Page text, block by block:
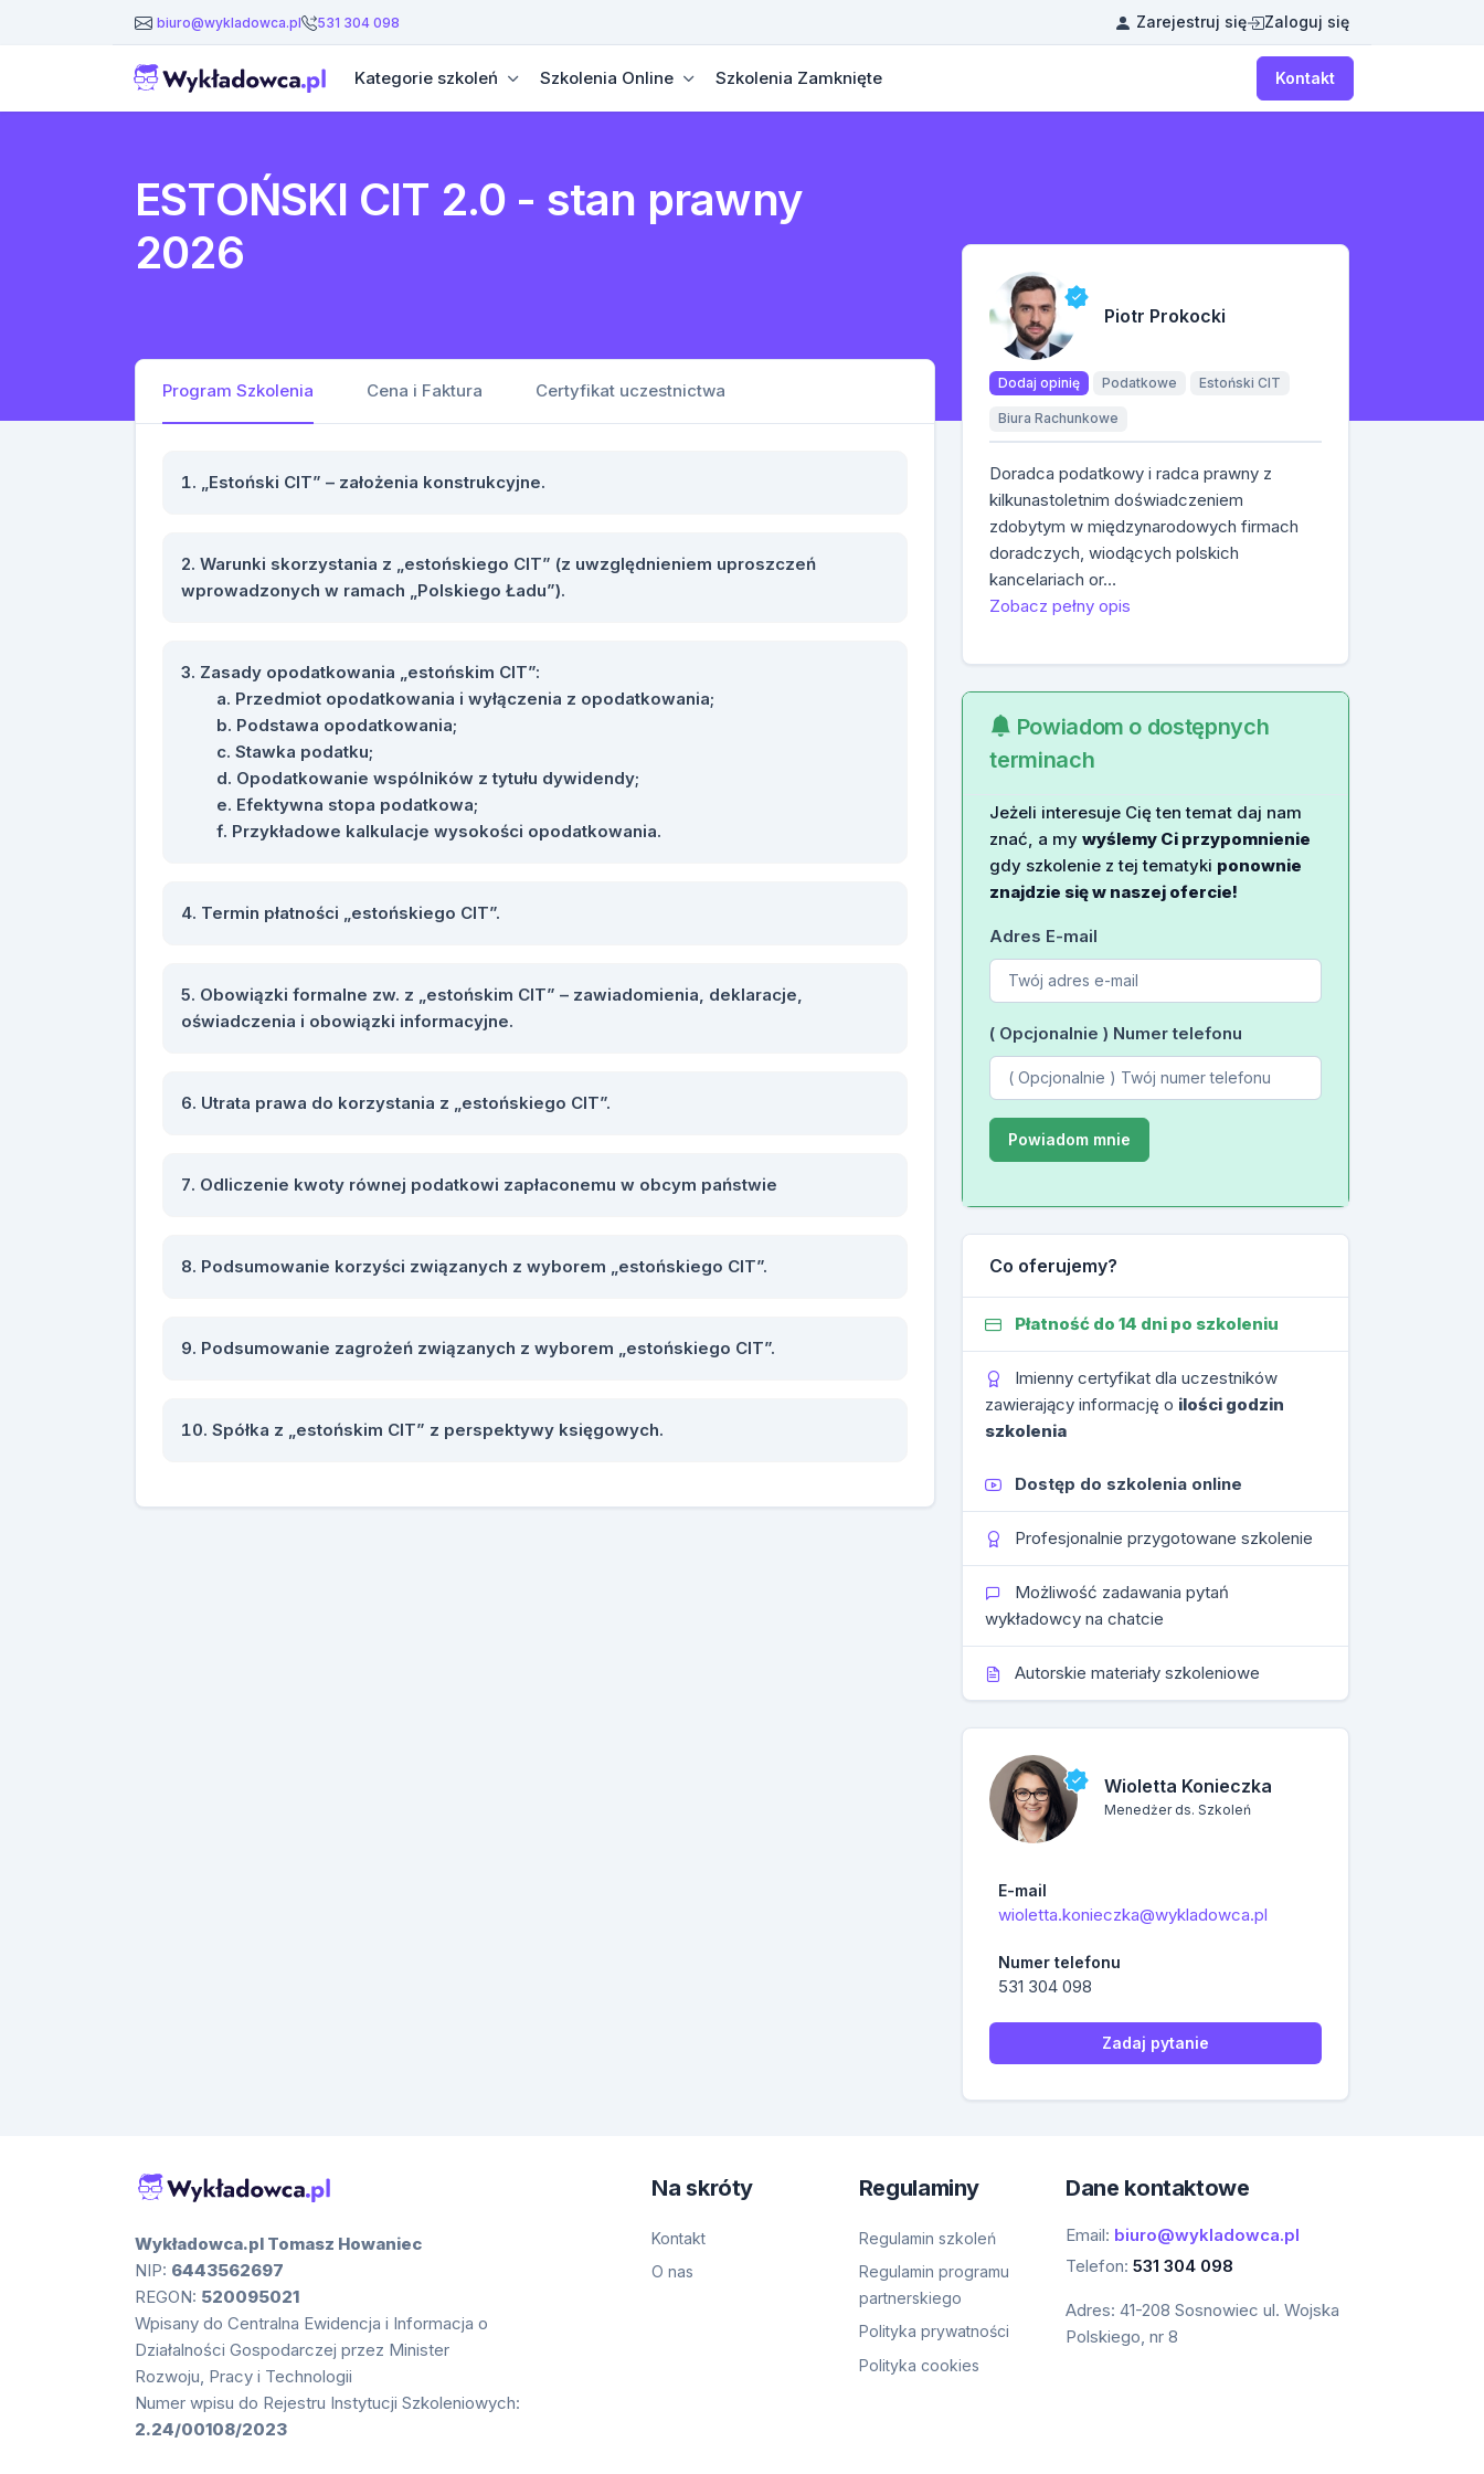
biuro@wykladowca.pl 531 304 098 Zarejestruj się Zaloguj się
Kontakt
Kategorie szkoleń Szkolenia Online Szkolenia Zamknięte
ESTOŃSKI CIT 2.0 - stan prawny
2026
Program Szkolenia Cena i Faktura Certyfikat uczestnictwa
„Estoński CIT” – założenia konstrukcyjne.
Warunki skorzystania z „estońskiego CIT” (z uwzględnieniem uproszczeń
wprowadzonych w ramach „Polskiego Ładu”).
Zasady opodatkowania „estońskim CIT”:
Przedmiot opodatkowania i wyłączenia z opodatkowania;
Podstawa opodatkowania;
Stawka podatku;
Opodatkowanie wspólników z tytułu dywidendy;
Efektywna stopa podatkowa;
Przykładowe kalkulacje wysokości opodatkowania.
Termin płatności „estońskiego CIT”.
Obowiązki formalne zw. z „estońskim CIT” – zawiadomienia, deklaracje,
oświadczenia i obowiązki informacyjne.
Utrata prawa do korzystania z „estońskiego CIT”.
Odliczenie kwoty równej podatkowi zapłaconemu w obcym państwie
Podsumowanie korzyści związanych z wyborem „estońskiego CIT”.
Podsumowanie zagrożeń związanych z wyborem „estońskiego CIT”.
Spółka z „estońskim CIT” z perspektywy księgowych.
Piotr Prokocki
Dodaj opinię Podatkowe Estoński CIT
Biura Rachunkowe
Doradca podatkowy i radca prawny z
kilkunastoletnim doświadczeniem
zdobytym w międzynarodowych firmach
doradczych, wiodących polskich
kancelariach or…
Zobacz pełny opis
Powiadom o dostępnych
terminach
Jeżeli interesuje Cię ten temat daj nam
znać, a mywyślemy Ci przypomnienie
gdy szkolenie z tej tematyki ponownie
znajdzie się w naszej ofercie!
Adres E-mail
( Opcjonalnie ) Numer telefonu
Co oferujemy?
Płatność do 14 dni po szkoleniu
Imienny certyfikat dla uczestników
zawierający informację o ilości godzin
szkolenia
Dostęp do szkolenia online
Profesjonalnie przygotowane szkolenie
Możliwość zadawania pytań
wykładowcy na chatcie
Autorskie materiały szkoleniowe
Wioletta Konieczka
Menedżer ds. Szkoleń
E-mail
wioletta.konieczka@wykladowca.pl
Numer telefonu
531 304 098
Zadaj pytanie
Wykładowca.pl Tomasz Howaniec
NIP: 6443562697
REGON: 520095021
Wpisany do Centralna Ewidencja i Informacja o
Działalności Gospodarczej przez Minister
Rozwoju, Pracy i Technologii
Numer wpisu do Rejestru Instytucji Szkoleniowych:
2.24/00108/2023
Na skróty
Kontakt
O nas
Regulaminy
Regulamin szkoleń
Regulamin programu
partnerskiego
Polityka prywatności
Polityka cookies
Dane kontaktowe
Email: biuro@wykladowca.pl
Telefon: 531 304 098
Adres: 41-208 Sosnowiec ul. Wojska
Polskiego, nr 8